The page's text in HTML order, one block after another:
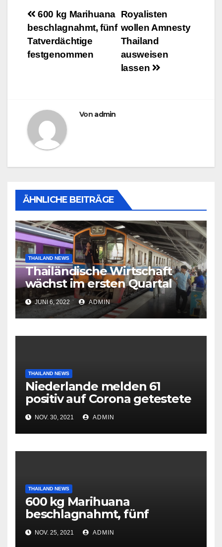
Beitragsnavigation
Royalisten
wollen Amnesty
Thailand
ausweisen
lassen
600 kg Marihuana
beschlagnahmt, fünf
Tatverdächtige
festgenommen
Von admin
ÄHNLICHE BEITRÄGE
THAILAND NEWS
Thailändische Wirtschaft
wächst im ersten Quartal
2022 nach Corona-Einbruch
JUNI 6, 2022 ADMIN
THAILAND NEWS
Niederlande melden 61
positiv auf Corona getestete
Flugpassagiere aus
Südafrika
NOV. 30, 2021 ADMIN
THAILAND NEWS
600 kg Marihuana
beschlagnahmt, fünf
Tatverdächtige
festgenommen
NOV. 25, 2021 ADMIN